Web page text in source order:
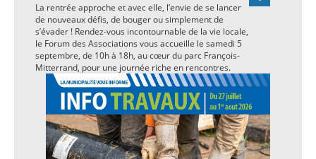
La rentrée approche et avec elle, l’envie de se lancer
de nouveaux défis, de bouger ou simplement de
s’évader ! Rendez-vous incontournable de la vie locale,
le Forum des Associations vous accueille le samedi 5
septembre, de 10h à 18h, au cœur du parc François-
Mitterrand, pour une journée riche en rencontres.